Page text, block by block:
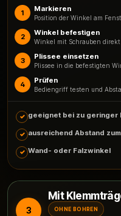
1 Markieren
Position der Winkel am
2 Winkel befestigen
Winkel mit Schrauben
3 Plissee einsetzen
Plissee in die befestigten
4 Prüfen
Bediengriff testen und
geeignet bei zu geringer
ausreichend Abstand
Wand- oder Falzwinkel
3
Mit
OHNE BOHREN